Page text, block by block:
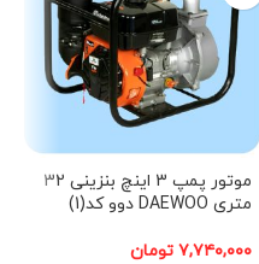
موتور پمپ 3 اینچ بنزینی 32
متری DAEWOO دوو کد(1)
۷,۷۴۰,۰۰۰ تومان